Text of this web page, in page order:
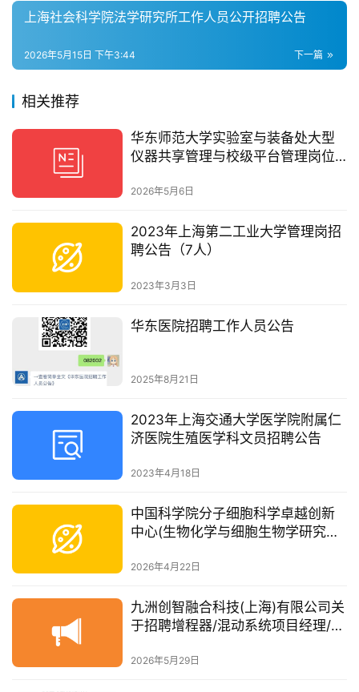
上海社会科学院法学研究所工作人员公开招聘公告
下一篇
2026年5月15日 下午3:44
相关推荐
华东师范大学实验室与装备处大型
仪器共享管理与校级平台管理岗位
2026年5月6日
2023年上海第二工业大学管理岗招
聘公告（7人）
2023年3月3日
华东医院招聘工作人员公告
2025年8月21日
2023年上海交通大学医学院附属仁
济医院生殖医学科文员招聘公告
2023年4月18日
中国科学院分子细胞科学卓越创新
中心(生物化学与细胞生物学研究所)
素室)招聘工作人员
2026年4月22日
九洲创智融合科技(上海)有限公司关
于招聘增程器/混动系统项目经理/技
2026年5月29日